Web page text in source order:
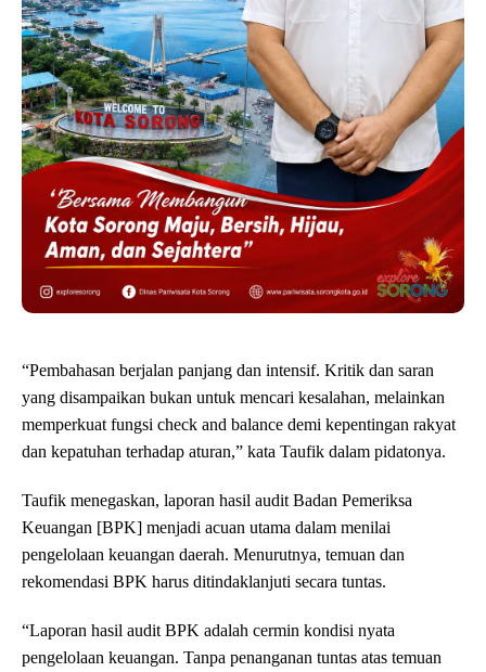
‎“Pembahasan berjalan panjang dan intensif. Kritik dan saran
yang disampaikan bukan untuk mencari kesalahan, melainkan
memperkuat fungsi check and balance demi kepentingan rakyat
dan kepatuhan terhadap aturan,” kata Taufik dalam pidatonya.
‎Taufik menegaskan, laporan hasil audit Badan Pemeriksa
Keuangan [BPK] menjadi acuan utama dalam menilai
pengelolaan keuangan daerah. Menurutnya, temuan dan
rekomendasi BPK harus ditindaklanjuti secara tuntas.
‎“Laporan hasil audit BPK adalah cermin kondisi nyata
pengelolaan keuangan. Tanpa penanganan tuntas atas temuan